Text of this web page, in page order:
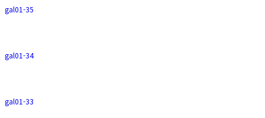
gal01-35
gal01-34
gal01-33